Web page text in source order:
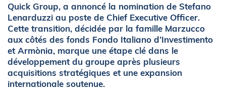
Quick Group, a annoncé la nomination de Stefano
Lenarduzzi au poste de Chief Executive Officer.
Cette transition, décidée par la famille Marzucco
aux côtés des fonds Fondo Italiano d’Investimento
et Armònia, marque une étape clé dans le
développement du groupe après plusieurs
acquisitions stratégiques et une expansion
internationale soutenue.